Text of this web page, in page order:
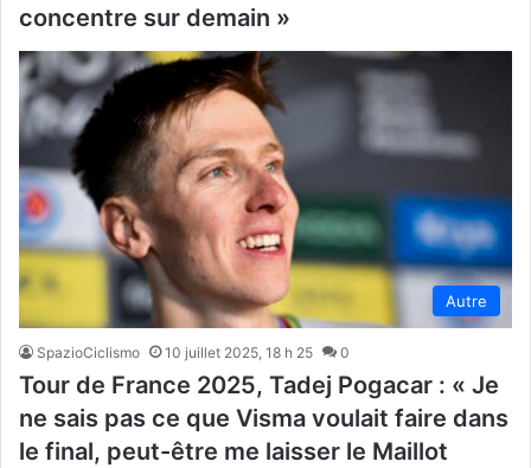
concentre sur demain »
Autre
SpazioCiclismo 10 juillet 2025, 18 h 25 0
Tour de France 2025, Tadej Pogacar : « Je
ne sais pas ce que Visma voulait faire dans
le final, peut-être me laisser le Maillot